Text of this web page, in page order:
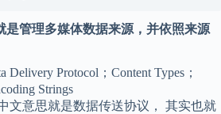
是管理多媒体数据来源，并依照来源
Protocol；Content Types；
Strings
文意思就是数据传送协议， 其实也就